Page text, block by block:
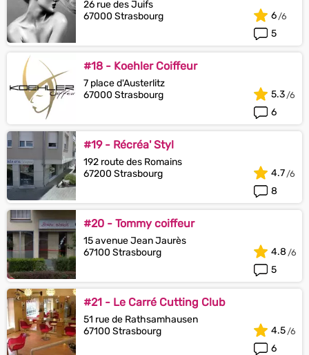
26 rue des Juifs
67000 Strasbourg
5
6
#18 - Koehler Coiffeur
7 place d'Austerlitz
67000 Strasbourg
6
5.3
#19 - Récréa' Styl
192 route des Romains
67200 Strasbourg
8
4.7
#20 - Tommy coiffeur
15 avenue Jean Jaurès
67100 Strasbourg
5
4.8
#21 - Le Carré Cutting Club
51 rue de Rathsamhausen
67100 Strasbourg
6
4.5